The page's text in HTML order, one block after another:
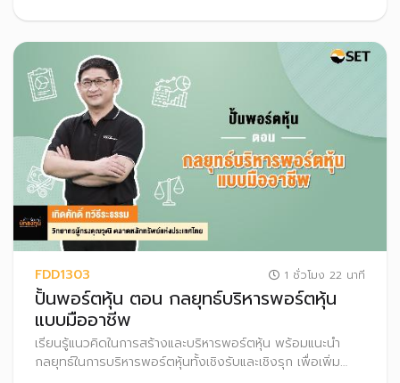
FDD1303 1 ชั่วโมง 22 นาที
ปั้นพอร์ตหุ้น ตอน กลยุทธ์บริหารพอร์ตหุ้น
แบบมืออาชีพ
เรียนรู้แนวคิดในการสร้างและบริหารพอร์ตหุ้น พร้อมแนะนำ
กลยุทธ์ในการบริหารพอร์ตหุ้นทั้งเชิงรับและเชิงรุก เพื่อเพิ่ม